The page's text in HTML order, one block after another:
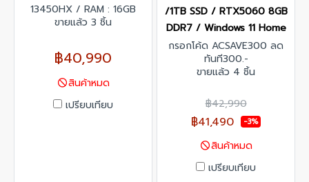
13450HX / RAM : 16GB
DDR5 5600MHz SO-DIMM /
5050 / SSD : 512GB PCIe
4/NVMe M.2 / Display : 16"
FHD+ (1920 x 1200,
WUXGA) IPS-level 165Hz
300 nits SRGB 100% G-
ขายแล้ว 3 ชิ้น
฿40,990
สินค้าหมด
เปรียบเทียบ
/1TB SSD / RTX5060 8GB
DDR7 / Windows 11 Home
กรอกโค้ด ACSAVE300 ลด
ทันที300.-
ขายแล้ว 4 ชิ้น
฿42,990
฿41,490 -3%
สินค้าหมด
เปรียบเทียบ